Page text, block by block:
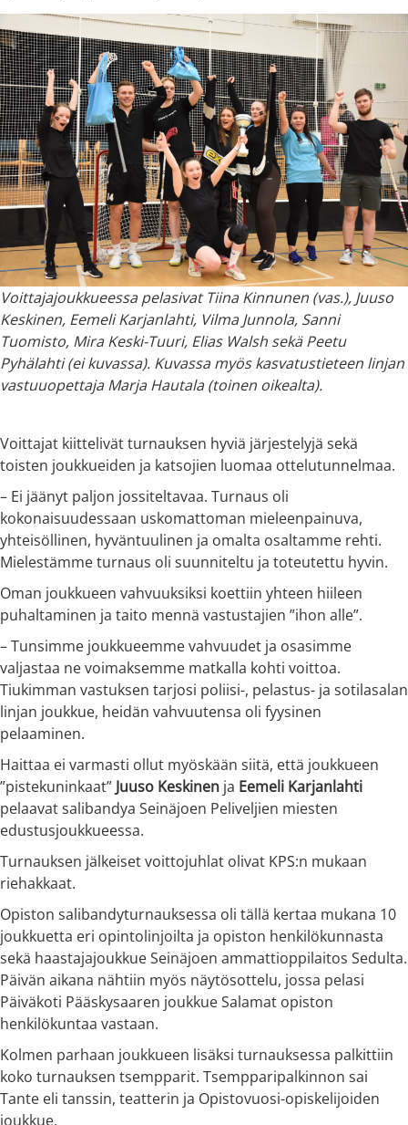
Voittajajoukkueessa pelasivat Tiina Kinnunen (vas.), Juuso
Keskinen, Eemeli Karjanlahti, Vilma Junnola, Sanni
Tuomisto, Mira Keski-Tuuri, Elias Walsh sekä Peetu
Pyhälahti (ei kuvassa). Kuvassa myös kasvatustieteen linjan
vastuuopettaja Marja Hautala (toinen oikealta).
Voittajat kiittelivät turnauksen hyviä järjestelyjä sekä
toisten joukkueiden ja katsojien luomaa ottelutunnelmaa.
– Ei jäänyt paljon jossiteltavaa. Turnaus oli
kokonaisuudessaan uskomattoman mieleenpainuva,
yhteisöllinen, hyväntuulinen ja omalta osaltamme rehti.
Mielestämme turnaus oli suunniteltu ja toteutettu hyvin.
Oman joukkueen vahvuuksiksi koettiin yhteen hiileen
puhaltaminen ja taito mennä vastustajien ”ihon alle”.
– Tunsimme joukkueemme vahvuudet ja osasimme
valjastaa ne voimaksemme matkalla kohti voittoa.
Tiukimman vastuksen tarjosi poliisi-, pelastus- ja sotilasalan
linjan joukkue, heidän vahvuutensa oli fyysinen
pelaaminen.
Haittaa ei varmasti ollut myöskään siitä, että joukkueen
”pistekuninkaat” Juuso Keskinen ja Eemeli Karjanlahti
pelaavat salibandya Seinäjoen Peliveljien miesten
edustusjoukkueessa.
Turnauksen jälkeiset voittojuhlat olivat KPS:n mukaan
riehakkaat.
Opiston salibandyturnauksessa oli tällä kertaa mukana 10
joukkuetta eri opintolinjoilta ja opiston henkilökunnasta
sekä haastajajoukkue Seinäjoen ammattioppilaitos Sedulta.
Päivän aikana nähtiin myös näytösottelu, jossa pelasi
Päiväkoti Pääskysaaren joukkue Salamat opiston
henkilökuntaa vastaan.
Kolmen parhaan joukkueen lisäksi turnauksessa palkittiin
koko turnauksen tsempparit. Tsempparipalkinnon sai
Tante eli tanssin, teatterin ja Opistovuosi-opiskelijoiden
joukkue.